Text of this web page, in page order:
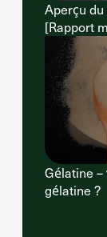
Aperçu
[Rapport
Gélatine –
gélatine ?